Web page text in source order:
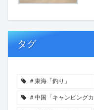
タグ
＃東海「釣り」
＃中国「キャンピング